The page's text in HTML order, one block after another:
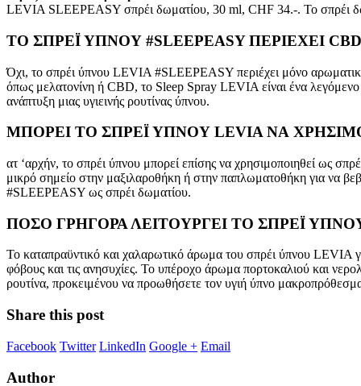
LEVIA SLEEPEASY σπρέι δωματίου, 30 ml, CHF 34.-. Το σπρέι
ΤΟ ΣΠΡΕΪ ΥΠΝΟΥ #SLEEPEASY ΠΕΡΙΕΧΕΙ
Όχι, το σπρέι ύπνου LEVIA #SLEEPEASY περιέχει μόνο
όπως μελατονίνη ή CBD, το Sleep Spray LEVIA είναι ένα
ανάπτυξη μιας υγιεινής ρουτίνας ύπνου.
ΜΠΟΡΕΙ ΤΟ ΣΠΡΕΪ ΥΠΝΟΥ LEVIA ΝΑ
ατ ‘αρχήν, το σπρέι ύπνου μπορεί επίσης να χρησιμοποιηθεί ως
μικρό σημείο στην μαξιλαροθήκη ή στην παπλωματοθήκη για να
#SLEEPEASY ως σπρέι δωματίου.
ΠΟΣΟ ΓΡΗΓΟΡΑ ΛΕΙΤΟΥΡΓΕΙ ΤΟ ΣΠΡΕΪ ΥΠΝΟΥ
Το καταπραϋντικό και χαλαρωτικό άρωμα του σπρέι ύπνου LEVIA
φόβους και τις ανησυχίες. Το υπέροχο άρωμα πορτοκαλιού και
ρουτίνα, προκειμένου να προωθήσετε τον υγιή ύπνο
Share this post
Facebook Twitter LinkedIn Google + Email
Author